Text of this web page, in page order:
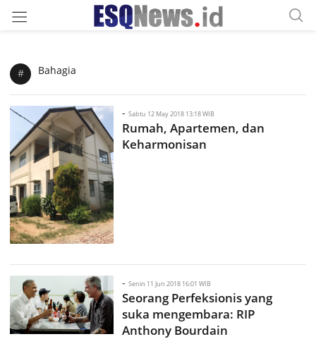
# Bahagia
- Sabtu 12 May 2018 13:18 WIB
Rumah, Apartemen, dan
Keharmonisan
- Senin 11 Jun 2018 16:01 WIB
Seorang Perfeksionis yang
suka mengembara: RIP
Anthony Bourdain